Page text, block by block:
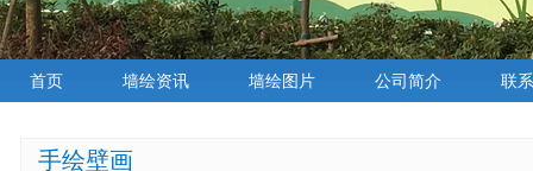
首页 墙绘资讯 墙绘图片 公司简介 联
手绘壁画